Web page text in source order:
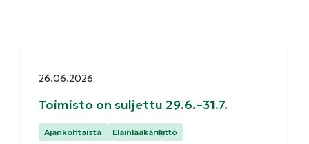
Julkaistu:
26.06.2026
Toimisto on suljettu 29.6.–31.7.
Kategoriat:
Ajankohtaista Eläinlääkäriliitto